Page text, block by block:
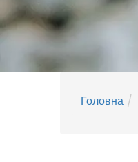
Головна